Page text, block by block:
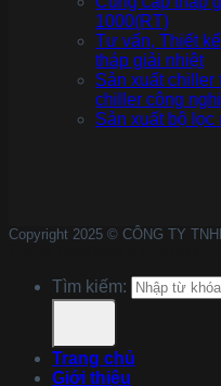
1000(RT)
Tư vấn, Thiết
tháp giải nhiệt
Sản xuất chiller
chiller công
Sản xuất bộ
Copyright 2025 © CÔNG TY
Tìm kiếm:
Trang chủ
Giới thiệu